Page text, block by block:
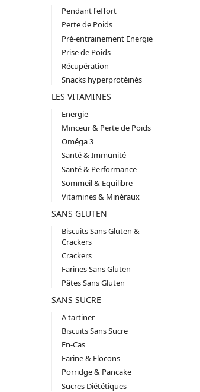
Pendant l'effort
Perte de Poids
Pré-entrainement Energie
Prise de Poids
Récupération
Snacks hyperprotéinés
LES VITAMINES
Energie
Minceur & Perte de Poids
Oméga 3
Santé & Immunité
Santé & Performance
Sommeil & Equilibre
Vitamines & Minéraux
SANS GLUTEN
Biscuits Sans Gluten &
Crackers
Crackers
Farines Sans Gluten
Pâtes Sans Gluten
SANS SUCRE
A tartiner
Biscuits Sans Sucre
En-Cas
Farine & Flocons
Porridge & Pancake
Sucres Diététiques